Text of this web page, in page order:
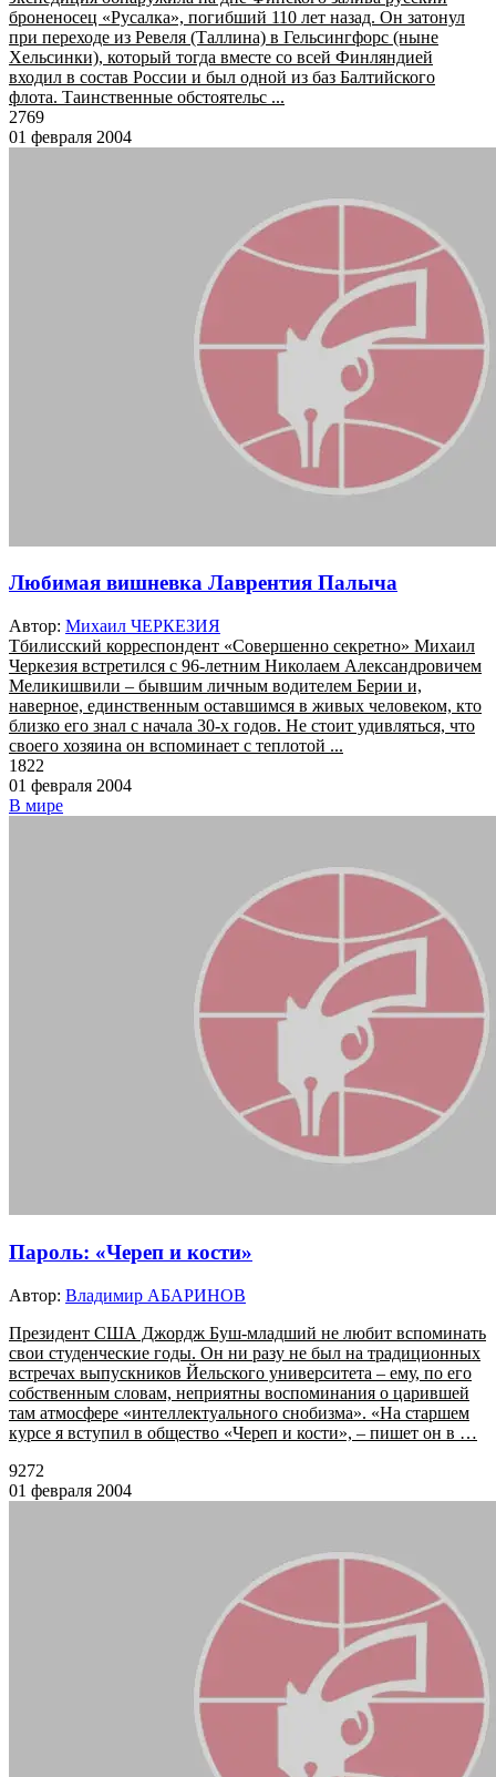
броненосец «Русалка», погибший 110 лет назад. Он затонул
при переходе из Ревеля (Таллина) в Гельсингфорс (ныне
Хельсинки), который тогда вместе со всей Финляндией
входил в состав России и был одной из баз Балтийского
флота. Таинственные обстоятельс ...
2769
01 февраля 2004
Любимая вишневка Лаврентия Палыча
Автор: Михаил ЧЕРКЕЗИЯ
Тбилисский корреспондент «Совершенно секретно» Михаил
Черкезия встретился с 96-летним Николаем Александровичем
Меликишвили – бывшим личным водителем Берии и,
наверное, единственным оставшимся в живых человеком, кто
близко его знал с начала 30-х годов. Не стоит удивляться, что
своего хозяина он вспоминает с теплотой ...
1822
01 февраля 2004
В мире
Пароль: «Череп и кости»
Автор: Владимир АБАРИНОВ
Президент США Джордж Буш-младший не любит вспоминать
свои студенческие годы. Он ни разу не был на традиционных
встречах выпускников Йельского университета – ему, по его
собственным словам, неприятны воспоминания о царившей
там атмосфере «интеллектуального снобизма». «На старшем
курсе я вступил в общество «Череп и кости», – пишет он в …
9272
01 февраля 2004